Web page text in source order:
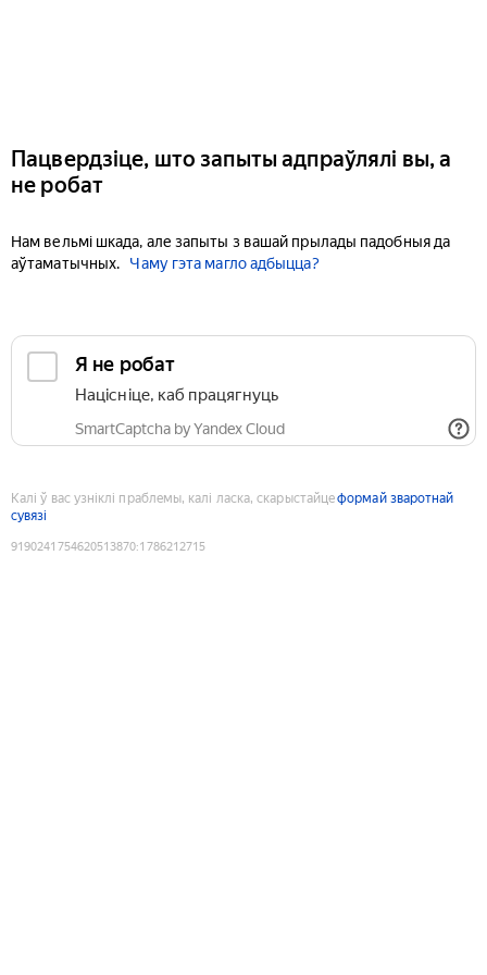
Пацвердзіце, што запыты адпраўлялі вы, а
не робат
Нам вельмі шкада, але запыты з вашай прылады падобныя да
аўтаматычных.
Чаму гэта магло адбыцца?
Я не робат
Націсніце, каб працягнуць
SmartCaptcha by Yandex Cloud
Калі ў вас узніклі праблемы, калі ласка, скарыстайцеформай зваротнай
сувязі
9190241754620513870:1786212715